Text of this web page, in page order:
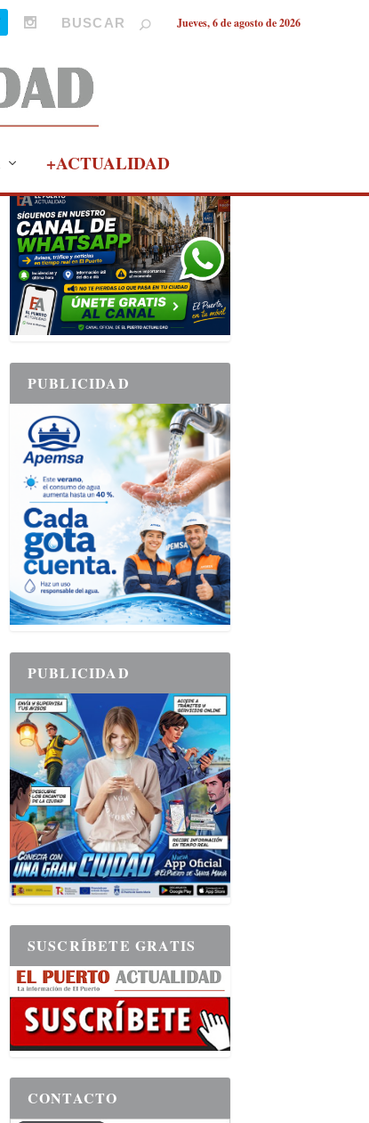
Jueves, 6 de agosto de 2026
+ACTUALIDAD
PUBLICIDAD
PUBLICIDAD
PUBLICIDAD
SUSCRÍBETE GRATIS
CONTACTO